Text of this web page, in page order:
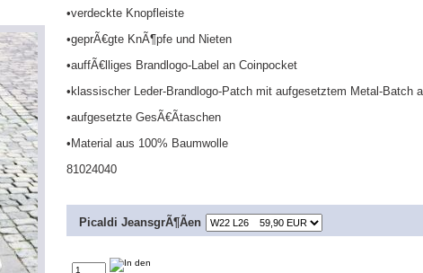
•verdeckte Knopfleiste
•geprÃ€gte KnÃ¶pfe und Nieten
•auffÃ€lliges Brandlogo-Label an Coinpocket
•klassischer Leder-Brandlogo-Patch mit aufgesetztem Metal-Batch
•aufgesetzte GesÃ€Ãtaschen
•Material aus 100% Baumwolle
81024040
Picaldi JeansgrÃ¶Ãen